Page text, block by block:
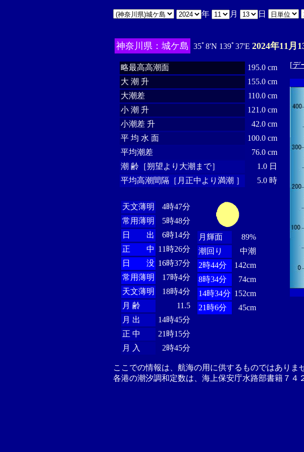
年 月 日
神奈川県：城ケ島 35ﾟ8'N 139ﾟ37'E 2024年11月
略最高高潮面
195.0 cm
大 潮 升
155.0 cm
大潮差
110.0 cm
小 潮 升
121.0 cm
小潮差 升
42.0 cm
平 均 水 面
100.0 cm
平均潮差
76.0 cm
潮 齢［朔望より大潮まで］
1.0 日
平均高潮間隔［月正中より満潮 ］
5.0 時
天文薄明
4時47分
常用薄明
5時48分
日 出
6時14分
正 中 11時26分
日 没 16時37分
常用薄明
17時4分
天文薄明
18時4分
月 齢
11.5
月 出
14時45分
正 中
21時15分
月 入
2時45分
月輝面
89%
潮回り
中潮
2時44分
142cm
8時34分
74cm
14時34分 152cm
21時6分
45cm
[デ
ここでの情報は、航海の用に供するものではありま
各港の潮汐調和定数は、海上保安庁水路部書籍７４